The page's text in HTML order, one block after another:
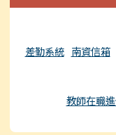
差勤系統 南資信箱
教師在職